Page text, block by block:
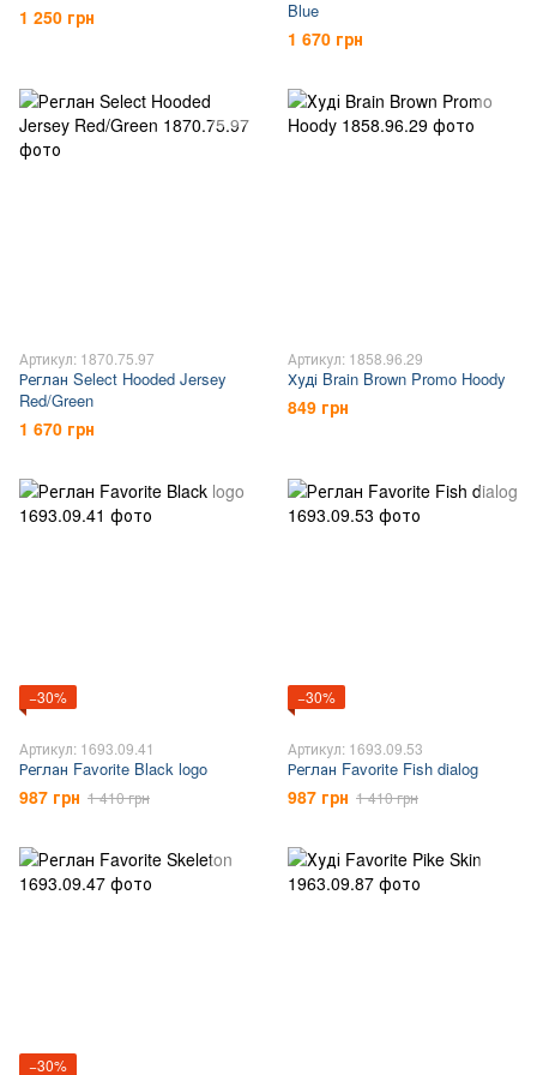
1 250 грн Blue
1 670 грн
Артикул: 1870.75.97
Реглан Select Hooded Jersey
Red/Green
1 670 грн
Артикул: 1858.96.29
Худі Brain Brown Promo Hoody
849 грн
−30%
Артикул: 1693.09.41
Реглан Favorite Black logo
987 грн 1 410 грн
−30%
Артикул: 1693.09.53
Реглан Favorite Fish dialog
987 грн 1 410 грн
−30%